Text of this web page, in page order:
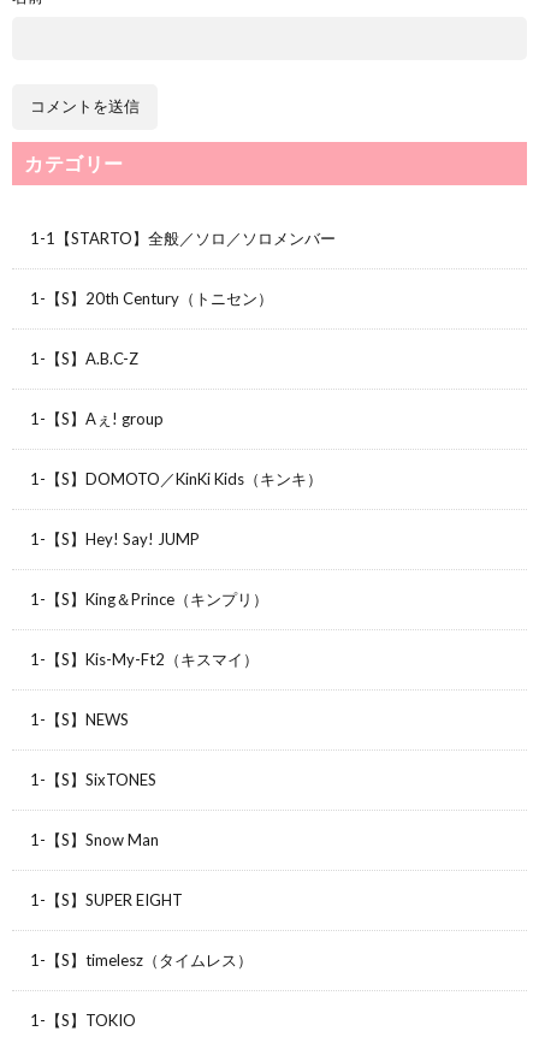
カテゴリー
1-1【STARTO】全般／ソロ／ソロメンバー
1-【S】20th Century（トニセン）
1-【S】A.B.C-Z
1-【S】Aぇ! group
1-【S】DOMOTO／KinKi Kids（キンキ）
1-【S】Hey! Say! JUMP
1-【S】King＆Prince（キンプリ）
1-【S】Kis-My-Ft2（キスマイ）
1-【S】NEWS
1-【S】SixTONES
1-【S】Snow Man
1-【S】SUPER EIGHT
1-【S】timelesz（タイムレス）
1-【S】TOKIO